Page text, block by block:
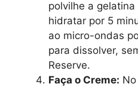
polvilhe a
hidratar por 5
ao micro-ondas
para dissolver,
Reserve.
Faça o Creme: